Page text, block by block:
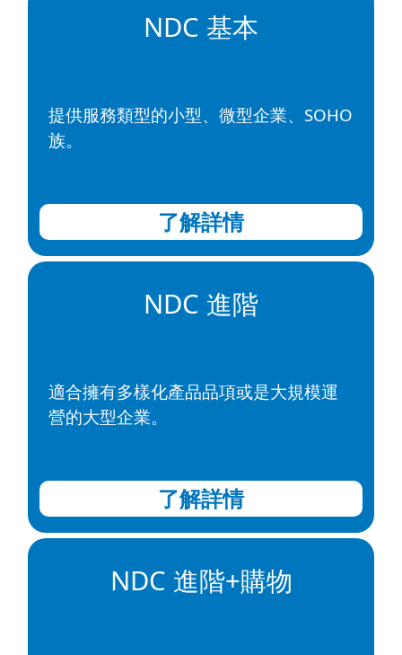
NDC 基本
提供服務類型的小型、微型企業、SOHO
族。
了解詳情
NDC 進階
適合擁有多樣化產品品項或是大規模運
營的大型企業。
了解詳情
NDC 進階+購物